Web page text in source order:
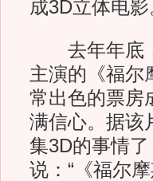
成3D立体电影
去年年底，
主演的《福尔
常出色的票房
满信心。据该
集3D的事情
说：“《福尔